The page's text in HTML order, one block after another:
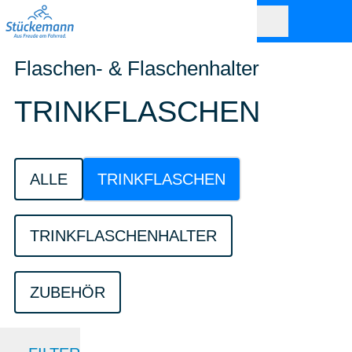
Flaschen- & Flaschenhalter
TRINKFLASCHEN
ALLE TRINKFLASCHEN
TRINKFLASCHENHALTER
ZUBEHÖR